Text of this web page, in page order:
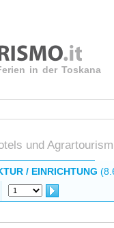
in der Toskana
und
/ EINRICHTUNG